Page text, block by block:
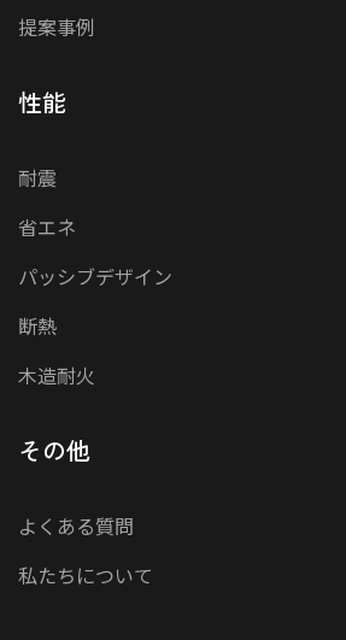
提案事例
性能
耐震
省エネ
パッシブデザイン
断熱
木造耐火
その他
よくある質問
私たちについて